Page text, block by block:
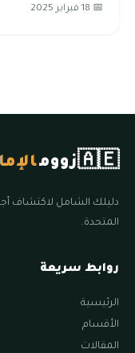
📅 18 فبراير 2025
🇦🇪زووم
دليلك الشامل لاكتشاف
المتحدة.
روابط سريعة
الرئيسية
الأقسام
المقالات